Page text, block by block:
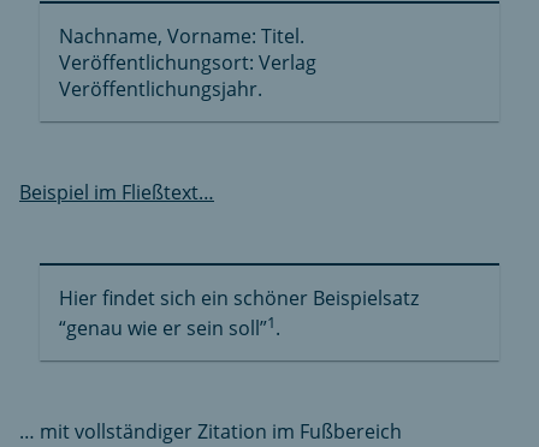
Nachname, Vorname: Titel.
Veröffentlichungsort: Verlag
Veröffentlichungsjahr.
Beispiel im Fließtext…
Hier findet sich ein schöner Beispielsatz
“genau wie er sein soll”1.
… mit vollständiger Zitation im Fußbereich